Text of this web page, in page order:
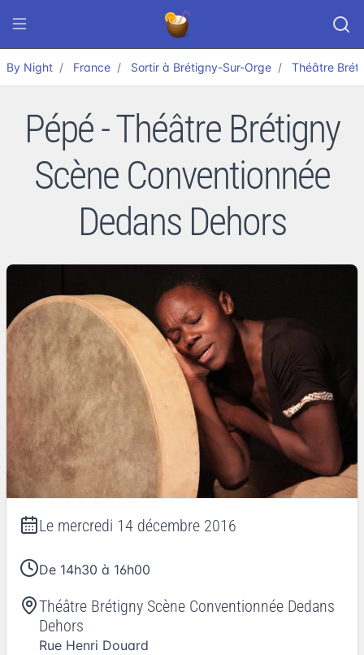
By Night France Sortir à Brétigny-Sur-Orge Théâtre
Pépé - Théâtre Brétigny
Scène Conventionnée
Dedans Dehors
Le mercredi 14 décembre 2016
De 14h30 à 16h00
Théâtre Brétigny Scène Conventionnée Dedans
Dehors
Rue Henri Douard